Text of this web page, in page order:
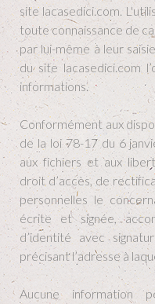
site lacasedici.com.
toute connaissance de
par lui-même à leur
du site lacasedici.com
informations.
Conformément aux
de la loi 78-17 du 6
aux fichiers et aux
droit d’accès, de
personnelles le
écrite et signée,
d’identité avec
précisant l’adresse à
Aucune information